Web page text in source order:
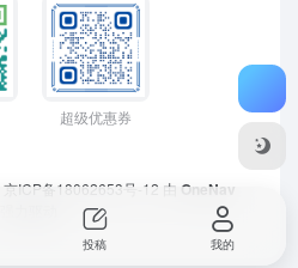
超级优惠券
京ICP备18062653号-12 由 OneNav
投稿 我的